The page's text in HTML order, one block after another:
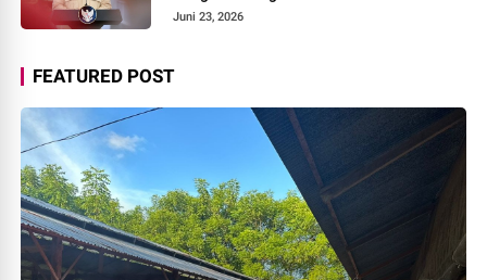
Juni 23, 2026
FEATURED POST